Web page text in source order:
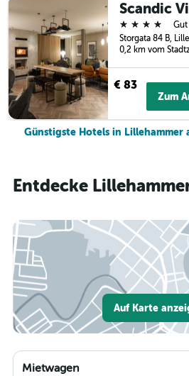
4 Sterne
Gut
0,2 km vom
€ 83
Zum
Günstigste Hotels in Lillehammer
Entdecke
Auf Karte
Mietwagen